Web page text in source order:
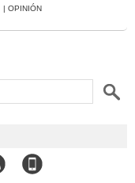
| OPINIÓN